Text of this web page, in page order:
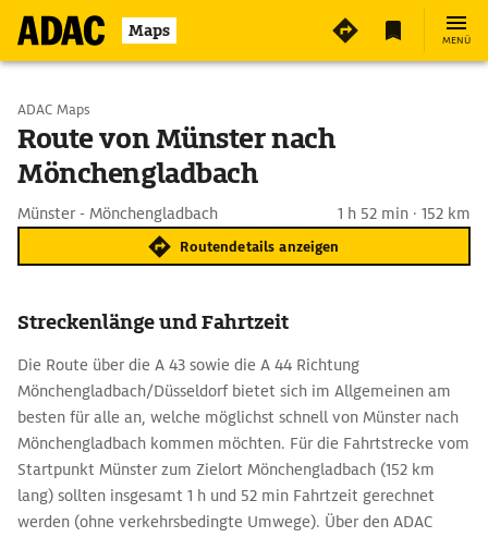
Maps MENÜ
Start wählen
Ziel eingeben
ADAC Maps
Route von Münster nach
Mönchengladbach
Münster - Mönchengladbach 1 h 52 min · 152 km
Routendetails anzeigen
Streckenlänge und Fahrtzeit
Die Route über die A 43 sowie die A 44 Richtung
Mönchengladbach/Düsseldorf bietet sich im Allgemeinen am
besten für alle an, welche möglichst schnell von Münster nach
Mönchengladbach kommen möchten. Für die Fahrtstrecke vom
Startpunkt Münster zum Zielort Mönchengladbach (152 km
lang) sollten insgesamt 1 h und 52 min Fahrtzeit gerechnet
werden (ohne verkehrsbedingte Umwege). Über den ADAC